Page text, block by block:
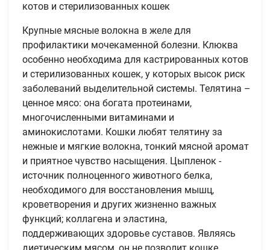
котов и стерилизованных кошек
Крупные мясные волокна в желе для
профилактики мочекаменной болезни. Клюква
особенно необходима для кастрированных котов
и стерилизованных кошек, у которых высок риск
заболеваний выделительной системы. Телятина –
ценное мясо: она богата протеинами,
многочисленными витаминами и
аминокислотами. Кошки любят телятину за
нежные и мягкие волокна, тонкий мясной аромат
и приятное чувство насыщения. Цыпленок -
источник полноценного животного белка,
необходимого для восстановления мышц,
кроветворения и других жизненно важных
функций; коллагена и эластина,
поддерживающих здоровье суставов. Являясь